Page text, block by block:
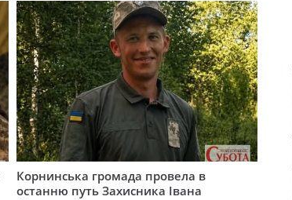
Корнинська громада провела в
останню путь Захисника Івана